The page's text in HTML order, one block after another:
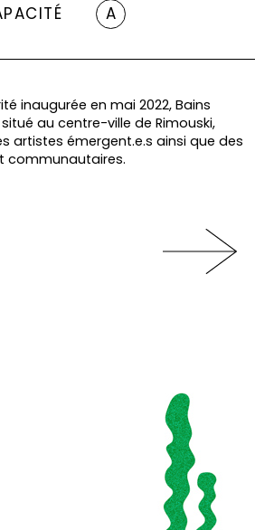
A
inaugurée en mai 2022, Bains
au centre-ville de Rimouski,
artistes émergent.e.s ainsi que des
communautaires.